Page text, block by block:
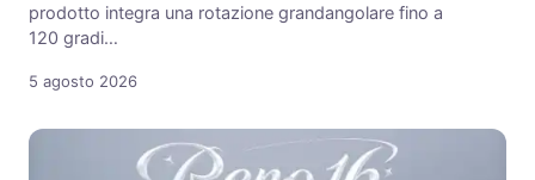
prodotto integra una rotazione grandangolare fino a
120 gradi…
5 agosto 2026